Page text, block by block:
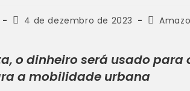
4 de dezembro de 2023
o dinheiro será usado
a mobilidade urbana